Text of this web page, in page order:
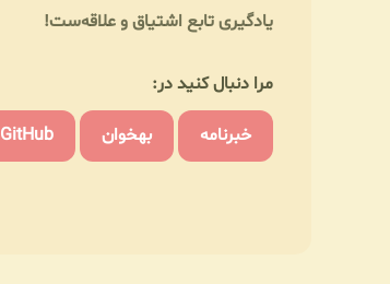
یادگیری تابع اشتیاق و علاقه‌ست!
مرا دنبال کنید در:
خبرنامه بهخوان GitHub